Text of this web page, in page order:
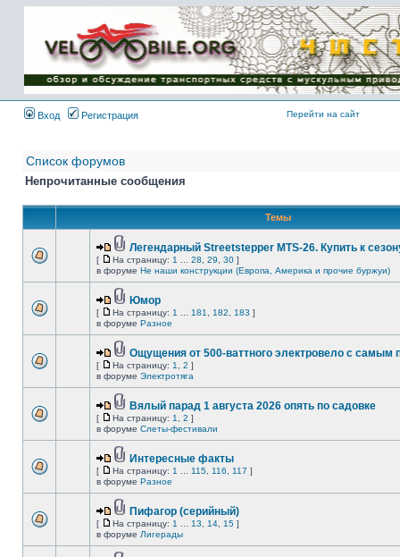
Имя пользователя:
Пароль:
{ LOG_ME_IN_SHORT
}
Вход
Регистрация Перейти на сайт
Список форумов
Непрочитанные сообщения
Темы
Легендарный Streetstepper MTS-26. Купить к
[ На страницу: 1 28 29 30 ]
в форуме Не наши конструкции (Европа, Америка и прочие буржуи)
Юмор
[ На страницу: 1 181 182 183 ]
в форуме Разное
Ощущения от 500-ваттного электровело с самым
[ На страницу: 1 2 ]
в форуме Электротяга
Вялый парад 1 августа 2026 опять по садовке
[ На страницу: 1 2 ]
в форуме Слеты-фестивали
Интересные факты
[ На страницу: 1 115 116 117 ]
в форуме Разное
Пифагор (серийный)
[ На страницу: 1 13 14 15 ]
в форуме Лигерады